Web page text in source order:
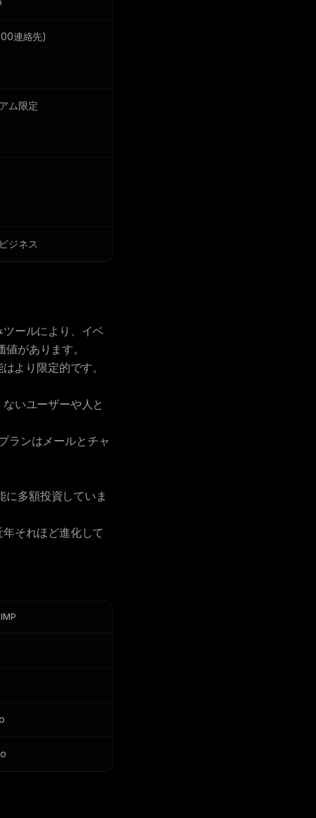
連絡先)
ム限定
ジネス
ールにより、イベ
があります。
より限定的です。
いユーザーや人と
ランはメールとチャ
多額投資していま
それほど進化して